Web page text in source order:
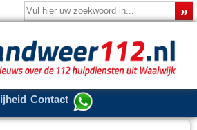
Contact